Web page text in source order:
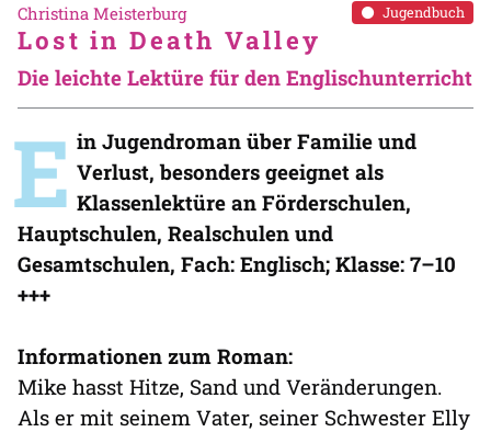
Jugendbuch
Christina Meisterburg
Lost in Death Valley
Die leichte Lektüre für den Englischunterricht
E in Jugendroman über Familie und
Verlust, besonders geeignet als
Klassenlektüre an Förderschulen,
Hauptschulen, Realschulen und
Gesamtschulen, Fach: Englisch; Klasse: 7–10
+++
Informationen zum Roman:
Mike hasst Hitze, Sand und Veränderungen.
Als er mit seinem Vater, seiner Schwester Elly